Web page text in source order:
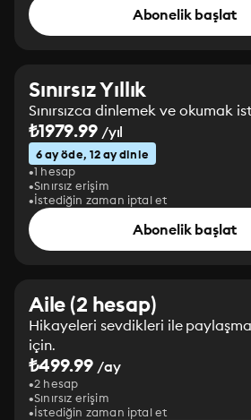
Abonelik başlat
Sınırsız Yıllık
Sınırsızca dinlemek ve okumak
₺1979.99/yıl
6 ay öde, 12 ay dinle
1 hesap
Sınırsız erişim
İstediğin zaman iptal et
Abonelik başlat
Aile (2 hesap)
Hikayeleri sevdikleri ile
için.
₺499.99 /ay
2 hesap
Sınırsız erişim
İstediğin zaman iptal et